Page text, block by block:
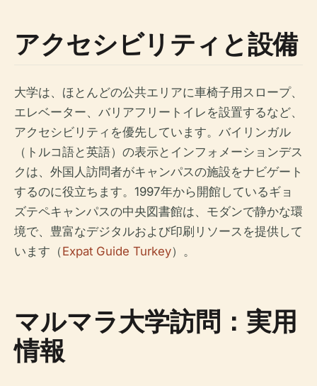
アクセシビリティと設備
大学は、ほとんどの公共エリアに車椅子用スロープ、
エレベーター、バリアフリートイレを設置するなど、
アクセシビリティを優先しています。バイリンガル
（トルコ語と英語）の表示とインフォメーションデス
クは、外国人訪問者がキャンパスの施設をナビゲート
するのに役立ちます。1997年から開館しているギョ
ズテペキャンパスの中央図書館は、モダンで静かな環
境で、豊富なデジタルおよび印刷リソースを提供して
います（Expat Guide Turkey）。
マルマラ大学訪問：実用
情報